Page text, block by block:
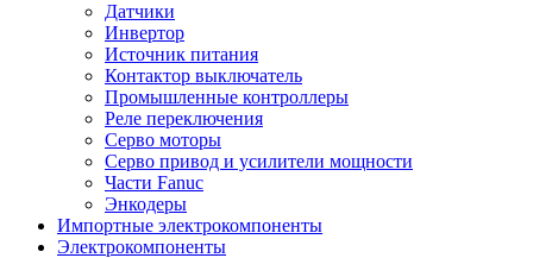
Датчики
Инвертор
Источник питания
Контактор выключатель
Промышленные контроллеры
Реле переключения
Серво моторы
Серво привод и усилители мощности
Части Fanuc
Энкодеры
Импортные электрокомпоненты
Электрокомпоненты